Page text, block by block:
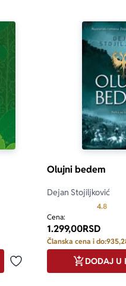
od 5
Dodaj u omiljene
Olujni bedem
Dejan Stojiljković
4.8
Cena:
1.299,00RSD
Članska cena i do:
DODAJ U